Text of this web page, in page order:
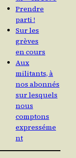
Prendre
parti !
Sur les
grèves
en cours
Aux
militants, à
nos abonnés
sur lesquels
nous
comptons
expresséme
nt